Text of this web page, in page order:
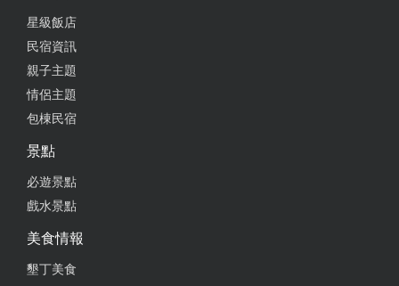
位在恆春的手工鬆餅店，地點很好找，老闆娘很客氣
星級飯店
民宿資訊
親子主題
情侶主題
包棟民宿
景點
必遊景點
戲水景點
美食情報
墾丁美食